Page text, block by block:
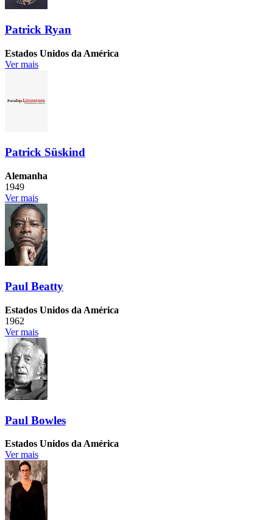
Patrick Ryan
Estados Unidos da América
Ver mais
Patrick Süskind
Alemanha
1949
Ver mais
Paul Beatty
Estados Unidos da América
1962
Ver mais
Paul Bowles
Estados Unidos da América
Ver mais